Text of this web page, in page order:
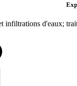
infiltrations d'eaux;